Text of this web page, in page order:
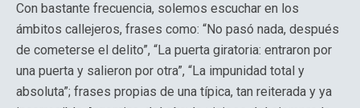
Con bastante frecuencia, solemos escuchar en los
ámbitos callejeros, frases como: “No pasó nada, después
de cometerse el delito”, “La puerta giratoria: entraron por
una puerta y salieron por otra”, “La impunidad total y
absoluta”; frases propias de una típica, tan reiterada y ya